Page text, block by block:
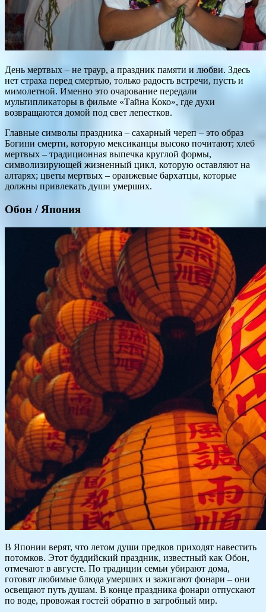
День мертвых – не траур, а праздник памяти и любви. Здесь
нет страха перед смертью, только радость встречи, пусть и
мимолетной. Именно это очарование передали
мультипликаторы в фильме «Тайна Коко», где духи
возвращаются домой под свет лепестков.
Главные символы праздника – сахарный череп – это образ
Богини смерти, которую мексиканцы высоко почитают; хлеб
мертвых – традиционная выпечка круглой формы,
символизирующей жизненный цикл, которую оставляют на
алтарях; цветы мертвых – оранжевые бархатцы, которые
должны привлекать души умерших.
Обон / Япония
В Японии верят, что летом души предков приходят навестить
потомков. Этот буддийский праздник, известный как Обон,
отмечают в августе. По традиции семьи убирают дома,
готовят любимые блюда умерших и зажигают фонари – они
освещают путь душам. В конце праздника фонари отпускают
по воде, провожая гостей обратно в загробный мир.